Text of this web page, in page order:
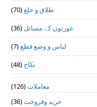
طلاق و خلع(70)
عورتوں کے مسائل (36)
لباس و وضع قطع(7)
نکاح (48)
معاملات(126)
خرید وفروخت(36)